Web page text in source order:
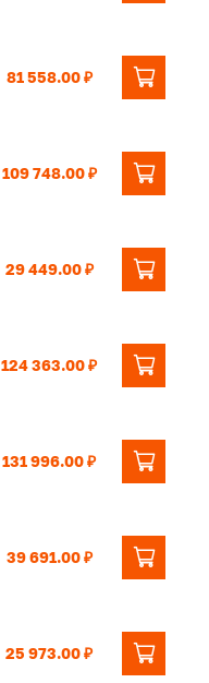
81 558.00 ₽
109 748.00 ₽
29 449.00 ₽
124 363.00 ₽
131 996.00 ₽
39 691.00 ₽
25 973.00 ₽